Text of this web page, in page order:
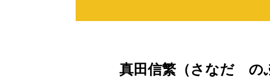
真田信繁（さなだ の